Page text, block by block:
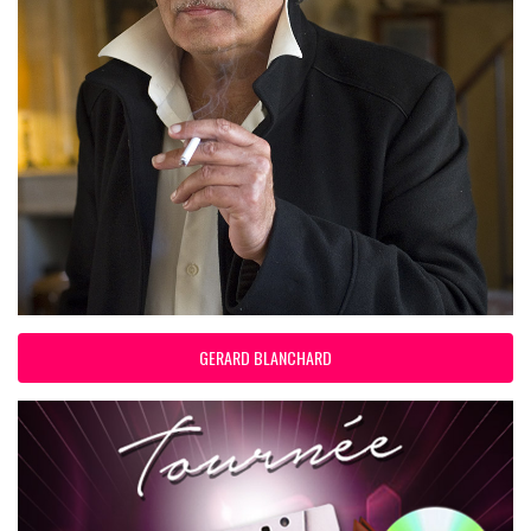
GERARD BLANCHARD